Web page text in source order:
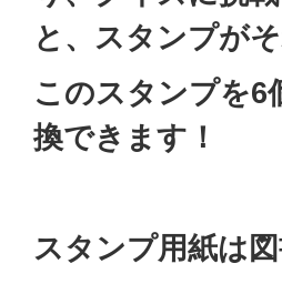
と、スタンプが
このスタンプを6
換できます！
スタンプ用紙は